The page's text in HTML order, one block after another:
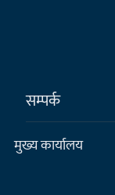
सम्पर्क
मुख्य कार्यालय